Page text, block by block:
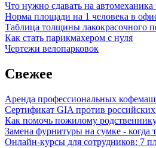
Что нужно сдавать на автомеханика
Норма площади на 1 человека в
Таблица толщины лакокрасочного
Как стать парикмахером с нуля
Чертежи велопарковок
Свежее
Аренда профессиональных
Сертификат GIA против российских
Как помочь пожилому родственнику
Замена фурнитуры на сумке - когда
Онлайн-курсы для сотрудников: 7